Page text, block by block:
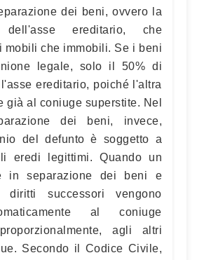
dei beni, ovvero la
dell'asse ereditario, che
mobili che immobili. Se i beni
legale, solo il 50% di
ereditario, poiché l'altra
già al coniuge superstite. Nel
dei beni, invece,
del defunto è soggetto a
eredi legittimi. Quando un
in separazione dei beni e
successori vengono
al coniuge
agli altri
Secondo il Codice Civile,